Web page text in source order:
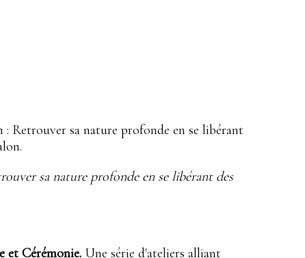
: Retrouver sa nature profonde en se libérant
sa nature profonde en se libérant des
et Cérémonie. Une série d'ateliers alliant